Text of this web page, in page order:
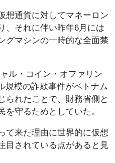
想通貨に対してマネーロン
、それに伴い昨年6月には
グマシンの一時的な全面禁
ル・コイン・オファリン
規模の詐欺事件がベトナム
られたことで、財務省側と
を守るためとしていた。
て来た理由に世界的に仮想
目されている点があると見